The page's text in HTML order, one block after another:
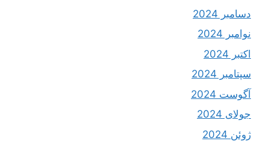
دسامبر 2024
نوامبر 2024
اکتبر 2024
سپتامبر 2024
آگوست 2024
جولای 2024
ژوئن 2024